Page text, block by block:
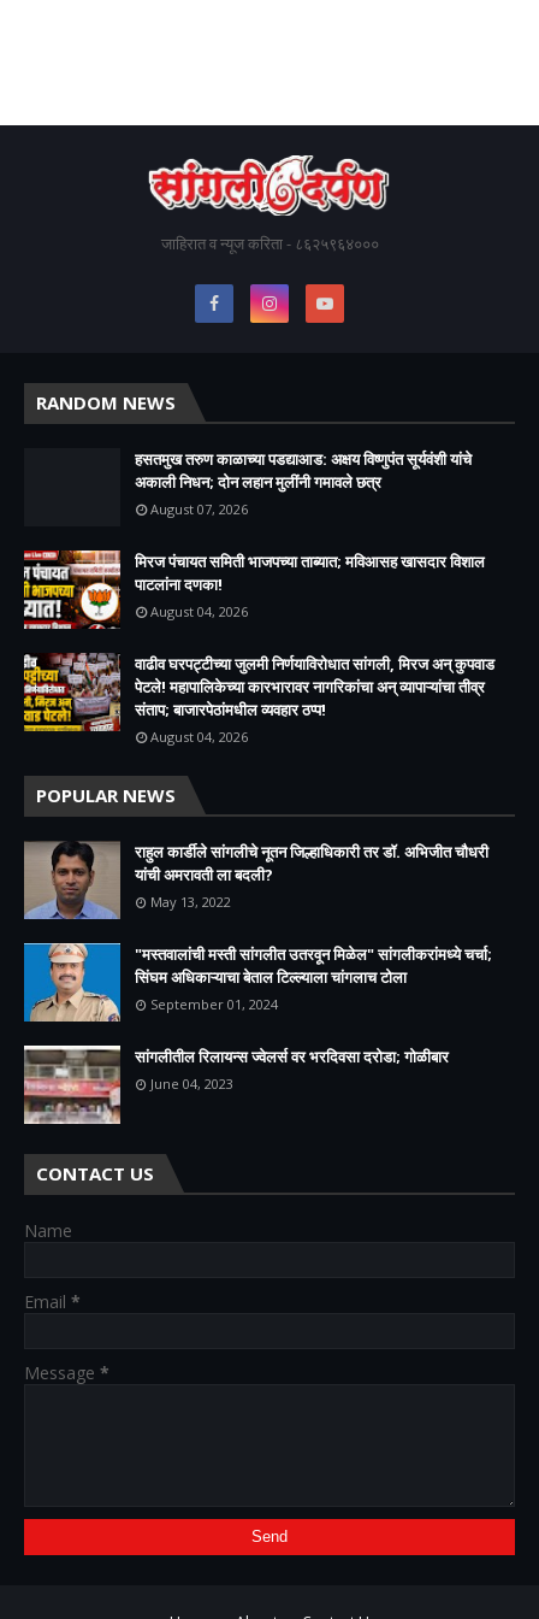
जाहिरात व न्यूज करिता - ८६२५९६४०००
RANDOM NEWS
हसतमुख तरुण काळाच्या पडद्याआड: अक्षय विष्णुपंत सूर्यवंशी यांचे
अकाली निधन; दोन लहान मुलींनी गमावले छत्र
August 07, 2026
मिरज पंचायत समिती भाजपच्या ताब्यात; मविआसह खासदार विशाल
पाटलांना दणका!
August 04, 2026
वाढीव घरपट्टीच्या जुलमी निर्णयाविरोधात सांगली, मिरज अन् कुपवाड
पेटले! महापालिकेच्या कारभारावर नागरिकांचा अन् व्यापाऱ्यांचा तीव्र
संताप; बाजारपेठांमधील व्यवहार ठप्प!​
August 04, 2026
POPULAR NEWS
राहुल कार्डीले सांगलीचे नूतन जिल्हाधिकारी तर डॉ. अभिजीत चौधरी
यांची अमरावती ला बदली?
May 13, 2022
"मस्तवालांची मस्ती सांगलीत उतरवून मिळेल" सांगलीकरांमध्ये चर्चा;
सिंघम अधिकाऱ्याचा बेताल टिल्ल्याला चांगलाच टोला
September 01, 2024
सांगलीतील रिलायन्स ज्वेलर्स वर भरदिवसा दरोडा; गोळीबार
June 04, 2023
CONTACT US
Name
Email *
Message *